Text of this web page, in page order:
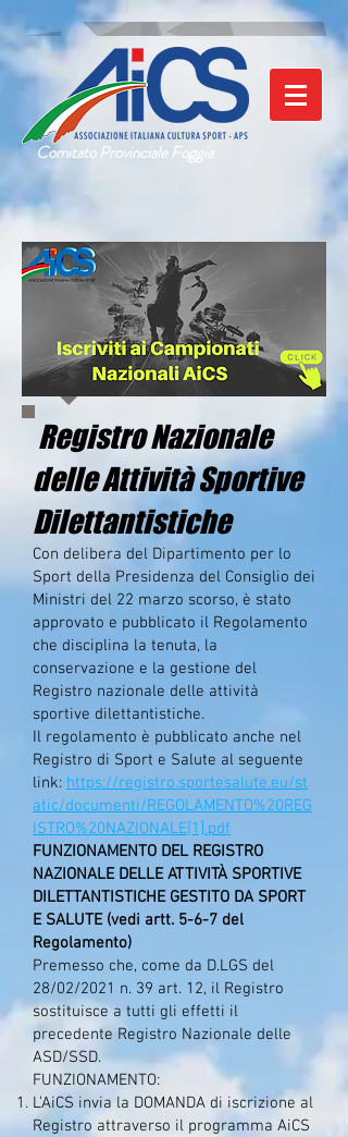
Comitato Provinciale Foggia
Registro Nazionale
delle Attività Sportive
Dilettantistiche
Con delibera del Dipartimento per lo
Sport della Presidenza del Consiglio dei
Ministri del 22 marzo scorso, è stato
approvato e pubblicato il Regolamento
che disciplina la tenuta, la
conservazione e la gestione del
Registro nazionale delle attività
sportive dilettantistiche.
Il regolamento è pubblicato anche nel
Registro di Sport e Salute al seguente
link: https://registro.sportesalute.eu/st
atic/documenti/REGOLAMENTO%20REG
ISTRO%20NAZIONALE[1].pdf
FUNZIONAMENTO DEL REGISTRO
NAZIONALE DELLE ATTIVITÀ SPORTIVE
DILETTANTISTICHE GESTITO DA SPORT
E SALUTE (vedi artt. 5-6-7 del
Regolamento)
Premesso che, come da D.LGS del
28/02/2021 n. 39 art. 12, il Registro
sostituisce a tutti gli effetti il
precedente Registro Nazionale delle
ASD/SSD.
FUNZIONAMENTO:
L’AiCS invia la DOMANDA di iscrizione al
Registro attraverso il programma AiCS